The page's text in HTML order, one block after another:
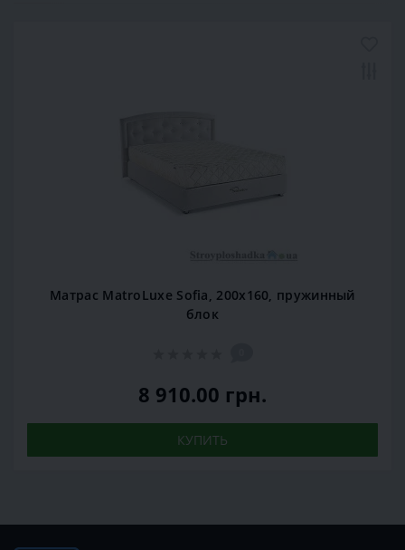
Матрас MatroLuxe Sofia, 200x160, пружинный
блок
8 910.00 грн.
КУПИТЬ